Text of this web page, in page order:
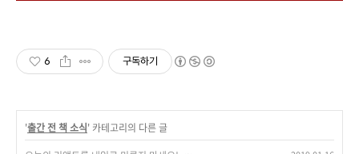
6 구독하기
'출간 전 책 소식' 카테고리의 다른 글